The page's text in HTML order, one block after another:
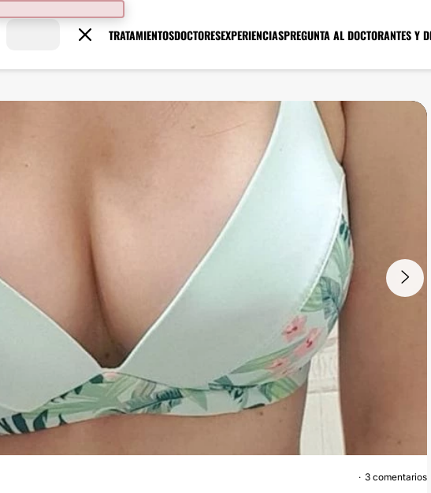
TRATAMIENTOSDOCTORESEXPERIENCIASPREGUNTA AL DOCTORANTES Y
AUMENTO MAMARIO
3 comentarios